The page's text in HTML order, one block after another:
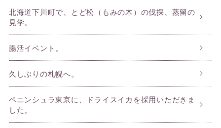
北海道下川町で、とど松（もみの木）の伐採、蒸留の
見学。
腸活イベント。
久しぶりの札幌へ。
ペニンシュラ東京に、ドライスイカを採用いただきま
した。